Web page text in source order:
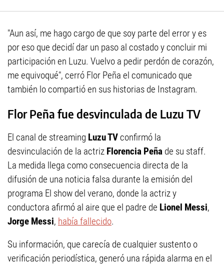
"Aun así, me hago cargo de que soy parte del error y es
por eso que decidí dar un paso al costado y concluir mi
participación en Luzu. Vuelvo a pedir perdón de corazón,
me equivoqué", cerró Flor Peña el comunicado que
también lo compartió en sus historias de Instagram.
Flor Peña fue desvinculada de Luzu TV
El canal de streaming Luzu TV confirmó la
desvinculación de la actriz Florencia Peña de su staff.
La medida llega como consecuencia directa de la
difusión de una noticia falsa durante la emisión del
programa El show del verano, donde la actriz y
conductora afirmó al aire que el padre de Lionel Messi,
Jorge Messi, había fallecido.
Su información, que carecía de cualquier sustento o
verificación periodística, generó una rápida alarma en el